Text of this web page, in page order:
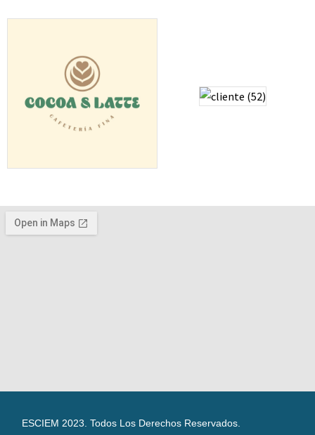
ESCIEM 2023. Todos Los Derechos Reservados.